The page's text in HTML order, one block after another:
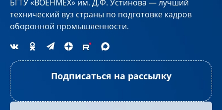
БГТУ «ВОЕНМЕХ» им. Д.Ф. Устинова — лучший
технический вуз страны по подготовке кадров
оборонной промышленности.
Подписаться на рассылку